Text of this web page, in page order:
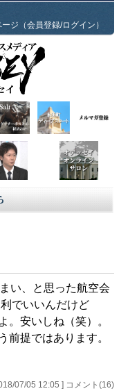
ージ（会員登録/ログイン）
い、と思った航空会
でいいんだけど
。安いしね（笑）。
前提ではあります。
07/05 12:05 ] コメント(16)